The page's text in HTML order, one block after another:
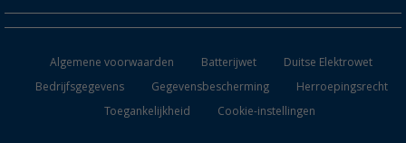
Catalogus
Campingmeubilair
Algemene voorwaarden Batterijwet
Duitse Elektrowet
Bedrijfsgegevens
Gegevensbescherming
Herroepingsrecht
Toegankelijkheid
Cookie-instellingen